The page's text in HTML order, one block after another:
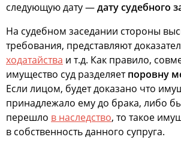
следующую дату —дату судебного
На судебном заседании стороны
требования, представляют
ходатайства и т.д. Как правило,
имущество суд разделяетпоровну
Если лицом, будет доказано что
принадлежало ему до брака, либо
перешло в наследство, то такое
в собственность данного супруга.